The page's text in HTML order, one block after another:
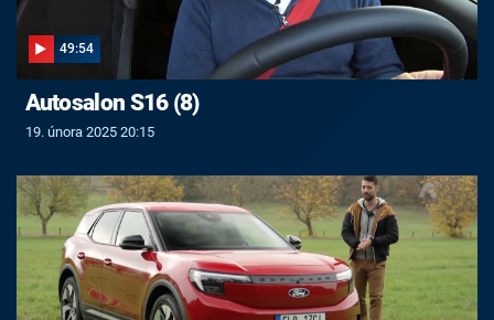
49:54
Autosalon S16 (8)
19. února 2025 20:15